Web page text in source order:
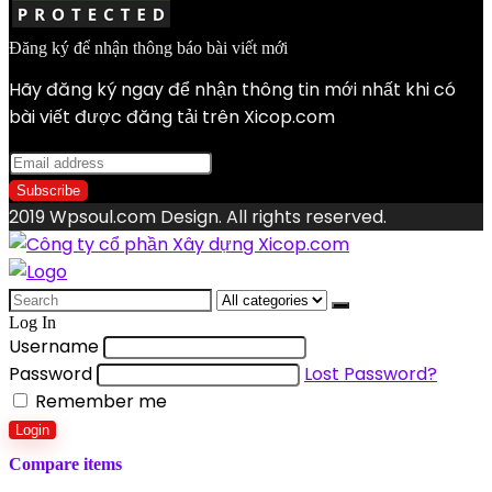
Đăng ký để nhận thông báo bài viết mới
Hãy đăng ký ngay để nhận thông tin mới nhất khi có
bài viết được đăng tải trên Xicop.com
2019 Wpsoul.com Design. All rights reserved.
Search
for:
Log In
Username
Password
Lost Password?
Remember me
Login
Compare items